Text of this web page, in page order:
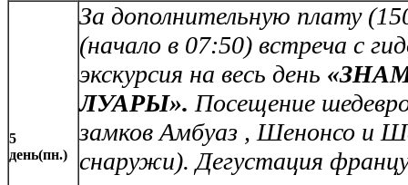
5
день(пн.)
За дополнительную плату
(начало в 07:50) встреча с
экскурсия на весь день
ЛУАРЫ». Посещение
замков Амбуаз , Шенонсо и
снаружи). Дегустация